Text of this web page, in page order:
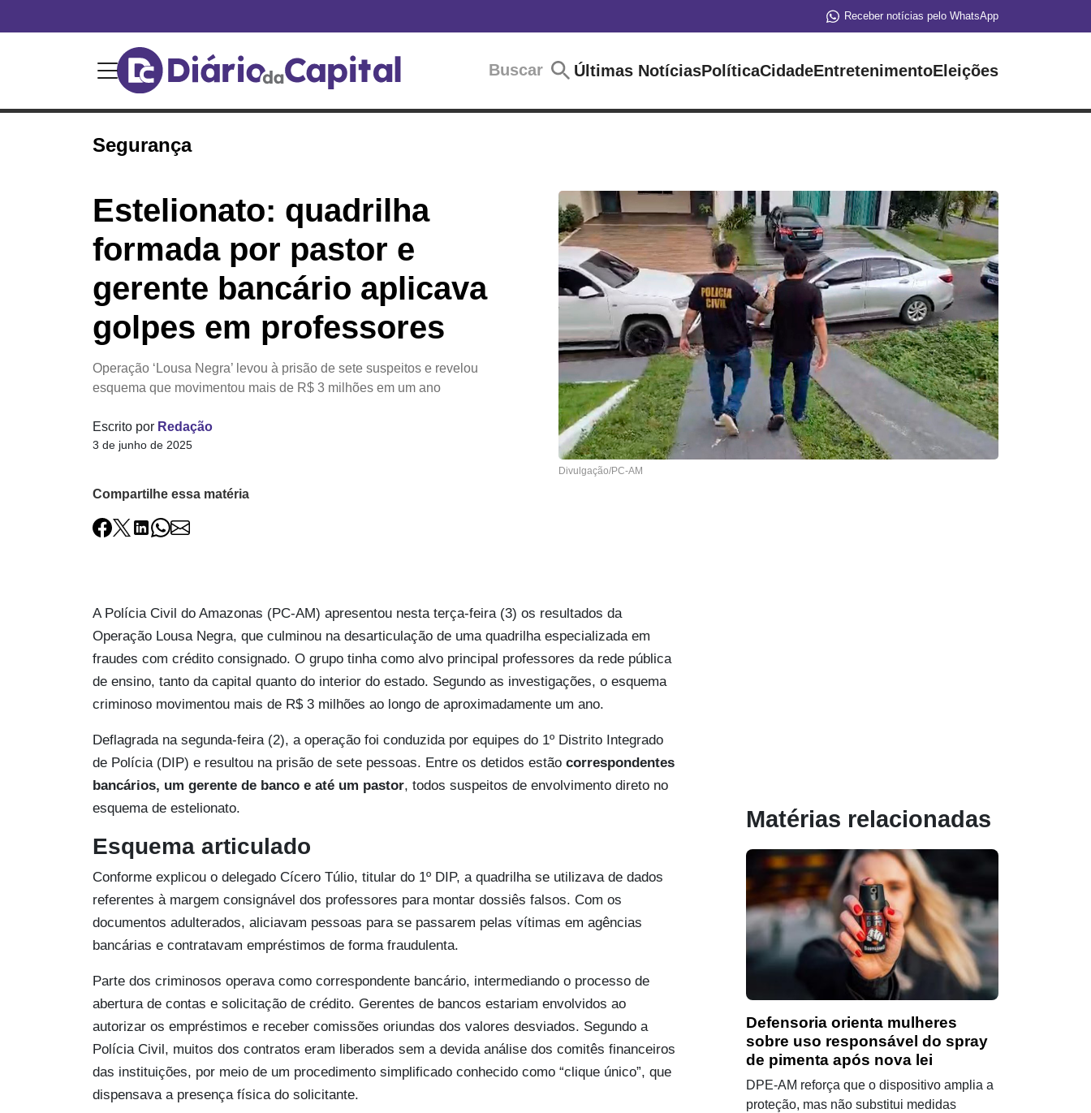
Receber notícias pelo WhatsApp
Buscar Últimas NotíciasPolíticaCidadeEntretenimentoEleições
Segurança
Estelionato: quadrilha
formada por pastor e
gerente bancário aplicava
golpes em professores
Operação ‘Lousa Negra’ levou à prisão de sete suspeitos e revelou
esquema que movimentou mais de R$ 3 milhões em um ano
Escrito por Redação
3 de junho de 2025
Compartilhe essa matéria
Divulgação/PC-AM
A Polícia Civil do Amazonas (PC-AM) apresentou nesta terça-feira (3) os resultados da
Operação Lousa Negra, que culminou na desarticulação de uma quadrilha especializada em
fraudes com crédito consignado. O grupo tinha como alvo principal professores da rede pública
de ensino, tanto da capital quanto do interior do estado. Segundo as investigações, o esquema
criminoso movimentou mais de R$ 3 milhões ao longo de aproximadamente um ano.
Deflagrada na segunda-feira (2), a operação foi conduzida por equipes do 1º Distrito Integrado
de Polícia (DIP) e resultou na prisão de sete pessoas. Entre os detidos estão correspondentes
bancários, um gerente de banco e até um pastor, todos suspeitos de envolvimento direto no
esquema de estelionato.
Esquema articulado
Conforme explicou o delegado Cícero Túlio, titular do 1º DIP, a quadrilha se utilizava de dados
referentes à margem consignável dos professores para montar dossiês falsos. Com os
documentos adulterados, aliciavam pessoas para se passarem pelas vítimas em agências
bancárias e contratavam empréstimos de forma fraudulenta.
Parte dos criminosos operava como correspondente bancário, intermediando o processo de
abertura de contas e solicitação de crédito. Gerentes de bancos estariam envolvidos ao
autorizar os empréstimos e receber comissões oriundas dos valores desviados. Segundo a
Polícia Civil, muitos dos contratos eram liberados sem a devida análise dos comitês financeiros
das instituições, por meio de um procedimento simplificado conhecido como “clique único”, que
dispensava a presença física do solicitante.
Matérias relacionadas
Defensoria orienta mulheres
sobre uso responsável do spray
de pimenta após nova lei
DPE-AM reforça que o dispositivo amplia a
proteção, mas não substitui medidas